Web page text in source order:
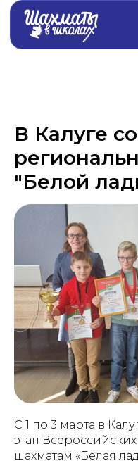
В Калуге
"Белой
С 1 по 3 марта в
этап
шахматам «Белая